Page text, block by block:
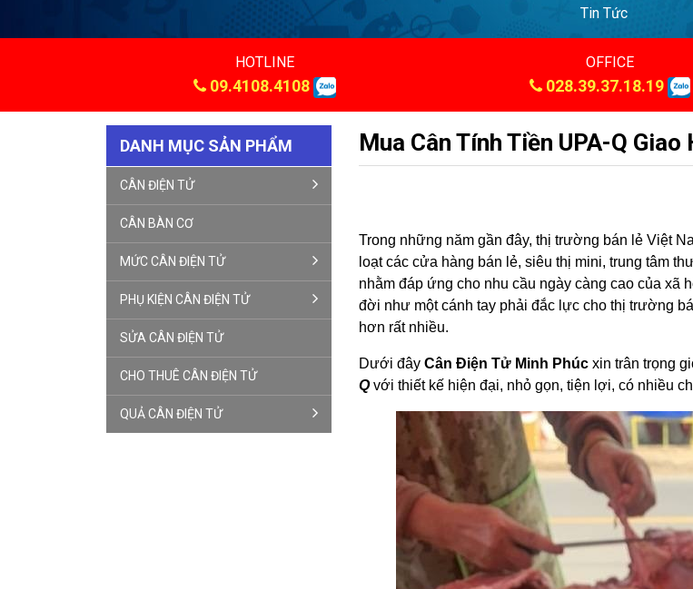
Tin Tức
HOTLINE
09.4108.4108
OFFICE
028.39.37.18.19
DANH MỤC SẢN PHẨM
CÂN ĐIỆN TỬ
CÂN BÀN CƠ
MỨC CÂN ĐIỆN TỬ
PHỤ KIỆN CÂN ĐIỆN TỬ
SỬA CÂN ĐIỆN TỬ
CHO THUÊ CÂN ĐIỆN TỬ
QUẢ CÂN ĐIỆN TỬ
Mua Cân Tính Tiền UPA-Q Giao
Trong những năm gần đây, thị trường bán lẻ Việt
loạt các cửa hàng bán lẻ, siêu thị mini, trung tâm
nhằm đáp ứng cho nhu cầu ngày càng cao của xã
đời như một cánh tay phải đắc lực cho thị trường
hơn rất nhiều.
Dưới đây Cân Điện Tử Minh Phúcxin trân trọng
Qvới thiết kế hiện đại, nhỏ gọn, tiện lợi, có nhiều